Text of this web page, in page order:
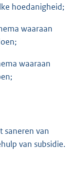
hoedanigheid;
waaraan
waaraan
saneren van
van subsidie.